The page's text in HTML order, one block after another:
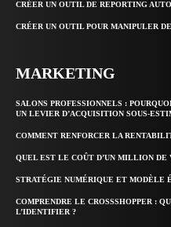
CRÉER UN OUTIL DE REPORTING
CRÉER UN OUTIL POUR MANIPULER
MARKETING
SALONS PROFESSIONNELS :
UN LEVIER D’ACQUISITION SOUS-
COMMENT RENFORCER LA
QUEL EST LE COÛT D’UN MILLION DE
STRATÉGIE NUMÉRIQUE ET MODÈLE
COMPRENDRE LE CROSSSHOPPER :
L’IDENTIFIER ?